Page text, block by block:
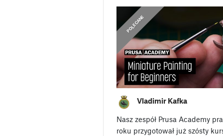
OGŁOSZENIA
POLECANE
Vladimir Kafka
Nasz zespół Prusa Academy
roku przygotował już szósty